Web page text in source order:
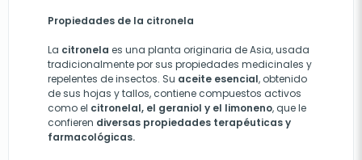
Propiedades de la citronela
La citronela es una planta originaria de Asia, usada
tradicionalmente por sus propiedades medicinales y
repelentes de insectos. Su aceite esencial, obtenido
de sus hojas y tallos, contiene compuestos activos
como el citronelal, el geraniol y el limoneno, que le
confieren diversas propiedades terapéuticas y
farmacológicas.